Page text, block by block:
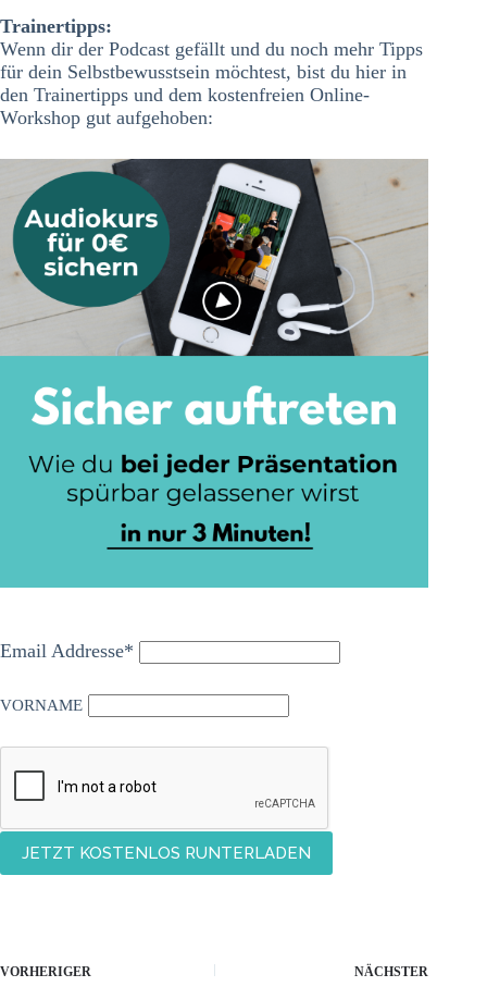
Trainertipps:
Wenn dir der Podcast gefällt und du noch mehr Tipps
für dein Selbstbewusstsein möchtest, bist du hier in
den Trainertipps und dem kostenfreien Online-
Workshop gut aufgehoben:
Email Addresse*
VORNAME
VORHERIGER NÄCHSTER